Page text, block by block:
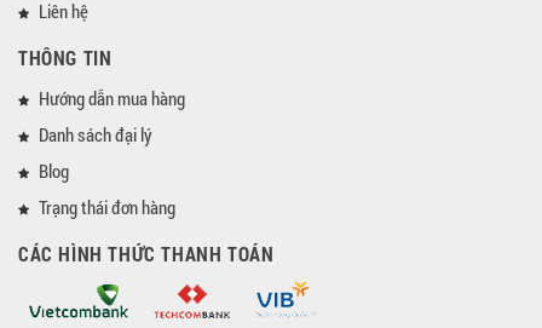
Liên hệ
THÔNG TIN
Hướng dẫn mua hàng
Danh sách đại lý
Blog
Trạng thái đơn hàng
CÁC HÌNH THỨC THANH TOÁN